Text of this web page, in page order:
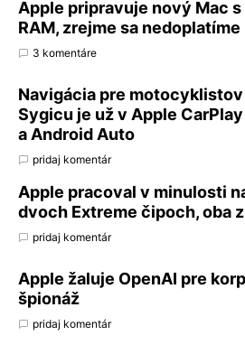
Apple pripravuje nový Mac s
RAM, zrejme sa nedoplatíme
3 komentáre
Navigácia pre
Sygicu je už v Apple CarPlay
a Android Auto
pridaj komentár
Apple pracoval v minulosti
dvoch Extreme čipoch, oba
pridaj komentár
Apple žaluje OpenAI pre
špionáž
pridaj komentár